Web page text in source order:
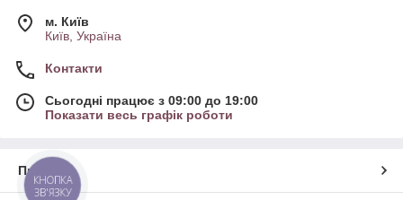
м. Київ
Київ, Україна
Контакти
Сьогодні працює з 09:00 до 19:00
Показати весь графік роботи
Про нас
КНОПКА
ЗВ'ЯЗКУ